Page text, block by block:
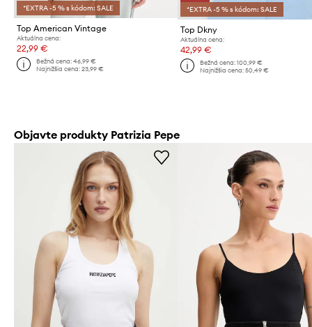
*EXTRA -5 % s kódom: SALE
Top American Vintage
Aktuálna cena:
22,99 €
Bežná cena:46,99 €
Najnižšia cena:23,99 €
*EXTRA -5 % s kódom: SALE
Top Dkny
Aktuálna cena:
42,99 €
Bežná cena: 100,99 €
Najnižšia cena: 50,49 €
Objavte produkty Patrizia Pepe